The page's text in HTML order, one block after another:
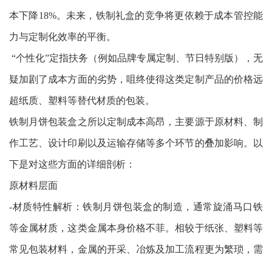
本下降18%。未来，铁制礼盒的竞争将更依赖于成本管控能
力与定制化效率的平衡。
“个性化”定指扶务（例如品牌专属定制、节日特别版），无
疑加剧了成本方面的劣势，咀终使得这类定制产品的价格远
超纸质、塑料等替代材质的包装。
铁制月饼包装盒之所以定制成本高昂，主要源于原材料、制
作工艺、设计印刷以及运输存储等多个环节的叠加影响。以
下是对这些方面的详细剖析：
原材料层面
-材质特性解析：铁制月饼包装盒的制造，通常旋涌马口铁
等金属材质，这类金属本身价格不菲。相较于纸张、塑料等
常见包装材料，金属的开采、冶炼及加工流程更为繁琐，需